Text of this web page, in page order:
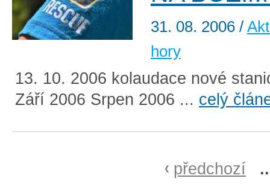
31. 08. 2006 /
hory
13. 10. 2006 kolaudace nové
Září 2006 Srpen 2006 ... celý
předchozí